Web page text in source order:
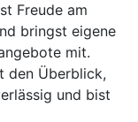
Freude am
bringst eigene
mit.
den Überblick,
und bist